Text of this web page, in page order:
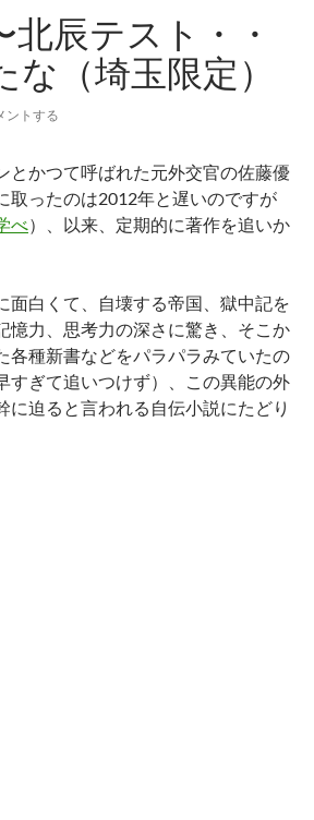
北辰テスト・・
な（埼玉限定）
ントする
とかつて呼ばれた元外交官の佐藤優
取ったのは2012年と遅いのですが
べ）、以来、定期的に著作を追いか
面白くて、自壊する帝国、獄中記を
憶力、思考力の深さに驚き、そこか
各種新書などをパラパラみていたの
すぎて追いつけず）、この異能の外
に迫ると言われる自伝小説にたどり